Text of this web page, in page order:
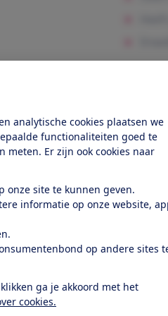
analytische cookies plaatsen we
functionaliteiten goed te
meten. Er zijn ook cookies naar
onze site te kunnen geven.
informatie op onze website,
op andere sites
klikken ga je akkoord met het
cookies.